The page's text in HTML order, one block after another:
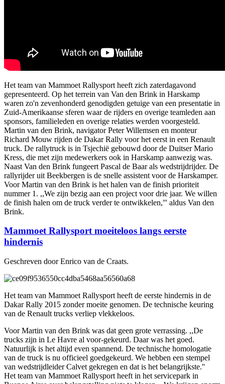
Het team van Mammoet Rallysport heeft zich zaterdagavond
gepresenteerd. Op het terrein van Van den Brink in Harskamp
waren zo'n zevenhonderd genodigden getuige van een presentatie in
Zuid-Amerikaanse sferen waar de rijders en overige teamleden aan
sponsors, familieleden en overige relaties werden voorgesteld.
Martin van den Brink, navigator Peter Willemsen en monteur
Richard Mouw rijden de Dakar Rally voor het eerst in een Renault
truck. De rallytruck is in Tsjechië gebouwd door de Duitser Mario
Kress, die met zijn medewerkers ook in Harskamp aanwezig was.
Naast Van den Brink fungeert Pascal de Baar als wedstrijdrijder. De
rallyrijder uit Beekbergen is de snelle assistent voor de Harskamper.
Voor Martin van den Brink is het halen van de finish prioriteit
nummer 1. ,,We zijn bezig aan een project voor drie jaar. We willen
de finish halen om de truck verder te ontwikkelen,''' aldus Van den
Brink.
Mammoet Rallysport moeiteloos langs eerste
hindernis
Geschreven door Enrico van de Craats.
Het team van Mammoet Rallysport heeft de eerste hindernis in de
Dakar Rally 2015 zonder moeite genomen. De technische keuring
van de Renault trucks verliep vlekkeloos.
Voor Martin van den Brink was dat geen grote verrassing. ,,De
trucks zijn in Le Havre al voor-gekeurd. Daar was het goed.
Natuurlijk is het altijd even spannend. De technische homologatie
van de truck is nu officieel goedgekeurd. We hebben een stempel
van wedstrijdleider Calvet gekregen en dat is het belangrijkste.''
Het team van Mammoet Rallysport heeft in het servicepark in